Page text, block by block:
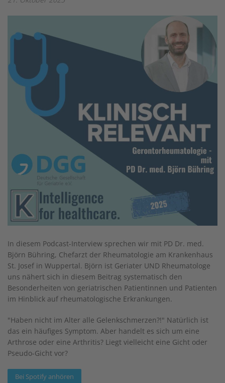
In diesem Podcast-Interview sprechen wir mit PD Dr. med.
Björn Bühring, Chefarzt der Rheumatologie am Krankenhaus
St. Josef in Wuppertal. Björn ist Geriater UND Rheumatologe
uns nähert sich in diesem Beitrag systematisch den
Besonderheiten von geriatrischen Patientinnen und Patienten
im Hinblick auf rheumatologische Erkrankungen.
"Haben nicht im Alter alle Gelenkschmerzen?!" Natürlich ist
das ein häufiges Symptom. Aber handelt es sich um eine
Arthrose oder eine Arthritis? Liegt vielleicht eine Gicht oder
Pseudo-Gicht vor?
Bei Spotify anhören